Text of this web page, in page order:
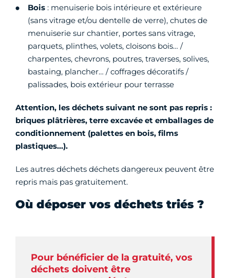
Bois : menuiserie bois intérieure et extérieure
(sans vitrage et/ou dentelle de verre), chutes de
menuiserie sur chantier, portes sans vitrage,
parquets, plinthes, volets, cloisons bois… /
charpentes, chevrons, poutres, traverses, solives,
bastaing, plancher… / coffrages décoratifs /
palissades, bois extérieur pour terrasse
Attention, les déchets suivant ne sont pas repris :
briques plâtrières, terre excavée et emballages de
conditionnement (palettes en bois, films
plastiques…).
Les autres déchets déchets dangereux peuvent être
repris mais pas gratuitement.
Où déposer vos déchets triés ?
Pour bénéficier de la gratuité, vos
déchets doivent être